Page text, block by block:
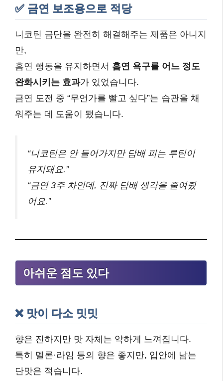
✅ 금연 보조용으로 적당
니코틴 금단을 완전히 해결해주는 제품은 아니지
만,
흡연 행동을 유지하면서 흡연 욕구를 어느 정도
완화시키는 효과가 있었습니다.
금연 도전 중 “무언가를 빨고 싶다”는 습관을 채
워주는 데 도움이 됐습니다.
“니코틴은 안 들어가지만 담배 피는 루틴이
유지돼요.”
“금연 3주 차인데, 진짜 담배 생각을 줄여줬
어요.”
아쉬운 점도 있다
❌ 맛이 다소 밋밋
향은 진하지만 맛 자체는 약하게 느껴집니다.
특히 멜론·라임 등의 향은 좋지만, 입안에 남는
단맛은 적습니다.